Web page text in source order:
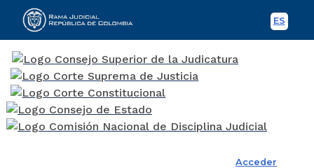
ES
Rama Judicial
Acceder